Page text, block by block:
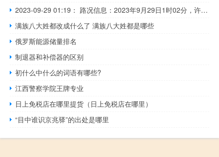
2023-09-29 01:19： 路况信息：2023年9月29日1时02分，许广高速潭衡西段杨嘉桥收费站附近以北K746处北往南因车流量大造成交通通行缓慢，交通恢复正常通行时间待定。Sa85Za ​​​
满族八大姓都改成什么了 满族八大姓都是哪些
俄罗斯能源储量排名
制退器和补偿器的区别
初什么中什么的词语有哪些?
江西警察学院王牌专业
日上免税店在哪里提货（日上免税店在哪里）
“目中谁识京兆驿”的出处是哪里